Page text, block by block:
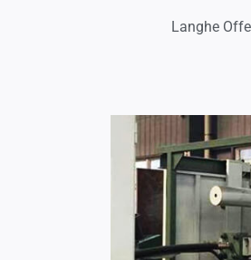
Langhe